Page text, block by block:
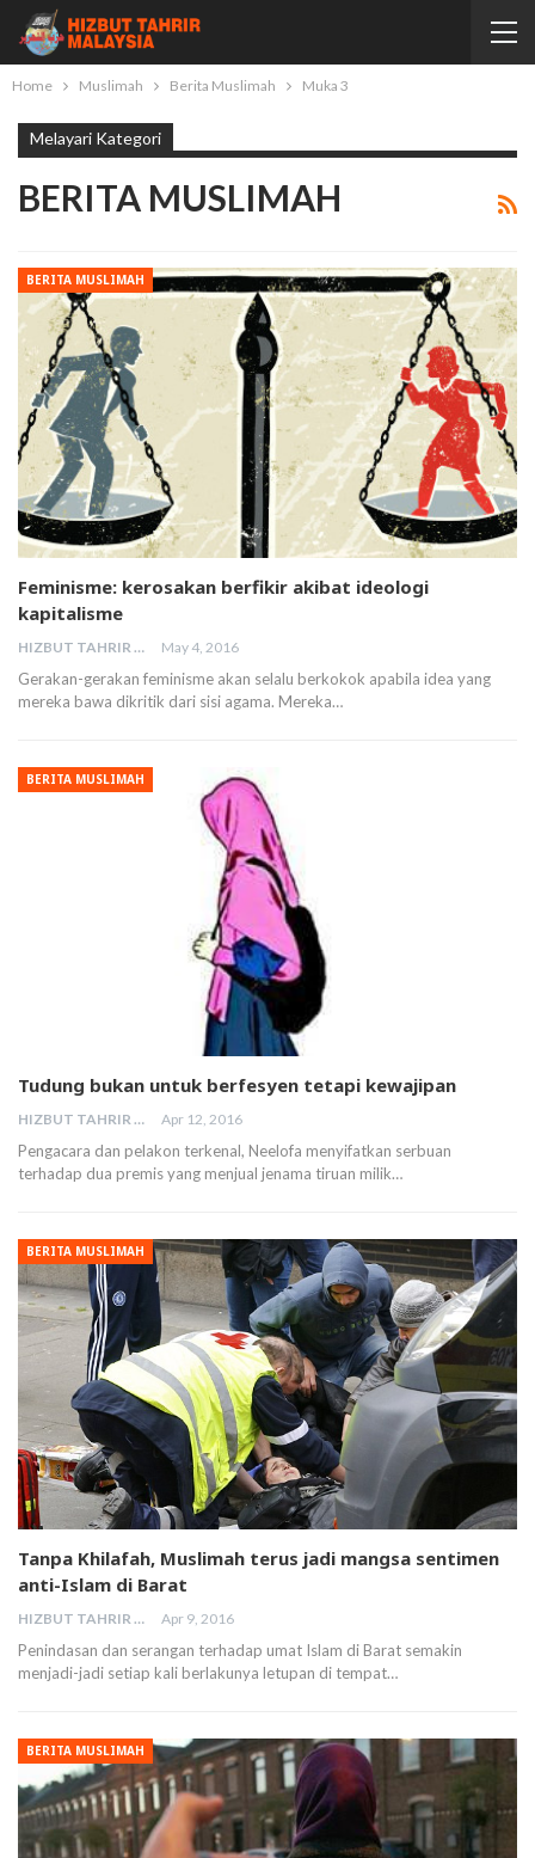
Home Muslimah Berita Muslimah Muka 3
Melayari Kategori
BERITA MUSLIMAH
BERITA MUSLIMAH
Feminisme: kerosakan berfikir akibat ideologi
kapitalisme
HIZBUT TAHRIR MALAYSIA May 4, 2016
Gerakan-gerakan feminisme akan selalu berkokok apabila idea yang
mereka bawa dikritik dari sisi agama. Mereka…
BERITA MUSLIMAH
Tudung bukan untuk berfesyen tetapi kewajipan
HIZBUT TAHRIR MALAYSIA Apr 12, 2016
Pengacara dan pelakon terkenal, Neelofa menyifatkan serbuan
terhadap dua premis yang menjual jenama tiruan milik…
BERITA MUSLIMAH
Tanpa Khilafah, Muslimah terus jadi mangsa sentimen
anti-Islam di Barat
HIZBUT TAHRIR MALAYSIA Apr 9, 2016
Penindasan dan serangan terhadap umat Islam di Barat semakin
menjadi-jadi setiap kali berlakunya letupan di tempat…
BERITA MUSLIMAH